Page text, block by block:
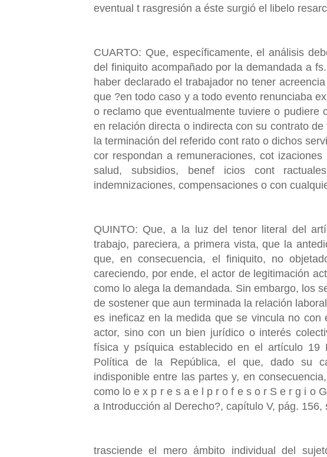
eventual t rasgresión a éste surgió el libelo
CUARTO: Que, específicamente, el análisis
del finiquito acompañado por la demandada a
haber declarado el trabajador no tener
que ?en todo caso y a todo evento renunciaba
o reclamo que eventualmente tuviere o pudiere
en relación directa o indirecta con su contrato
la terminación del referido cont rato o dichos
cor respondan a remuneraciones, cot
salud, subsidios, benef icios cont
indemnizaciones, compensaciones o con
QUINTO: Que, a la luz del tenor literal del
trabajo, pareciera, a primera vista, que la
que, en consecuencia, el finiquito, no
careciendo, por ende, el actor de legitimación
como lo alega la demandada. Sin embargo, los
de sostener que aun terminada la relación
es ineficaz en la medida que se vincula no con
actor, sino con un bien jurídico o interés
física y psíquica establecido en el artículo 19
Política de la República, el que, dado su
indisponible entre las partes y, en
como lo e x p r e s a e l p r o f e s o r S e r g i o
a Introducción al Derecho?, capítulo V, pág. 156,
trasciende el mero ámbito individual del